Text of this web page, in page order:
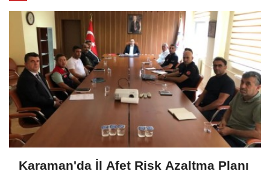
Karaman'da İl Afet Risk Azaltma Planı